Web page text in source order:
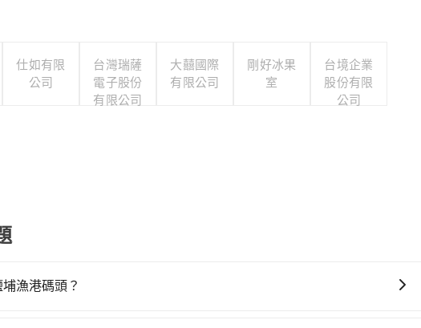
仕如有限
公司
台灣瑞薩
電子股份
有限公司
大囍國際
有限公司
剛好冰果
室
台境企業
股份有限
公司
漁港碼頭？